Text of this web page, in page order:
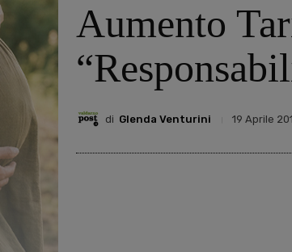
Aumento
di Glenda Venturini 19 Aprile